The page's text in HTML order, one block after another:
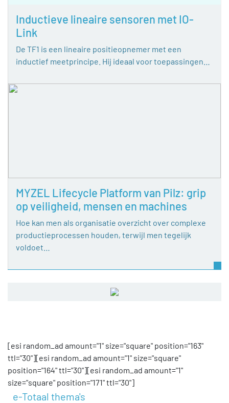
Inductieve lineaire sensoren met IO-
Link
De TF1 is een lineaire positieopnemer met een
inductief meetprincipe. Hij ideaal voor toepassingen…
MYZEL Lifecycle Platform van Pilz: grip
op veiligheid, mensen en machines
Hoe kan men als organisatie overzicht over complexe
productieprocessen houden, terwijl men tegelijk
voldoet…
[esi random_ad amount="1" size="square" position="163"
ttl="30"][esi random_ad amount="1" size="square"
position="164" ttl="30"][esi random_ad amount="1"
size="square" position="171" ttl="30"]
e-Totaal thema's